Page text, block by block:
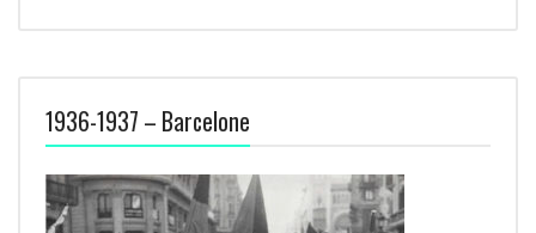
1936-1937 – Barcelone